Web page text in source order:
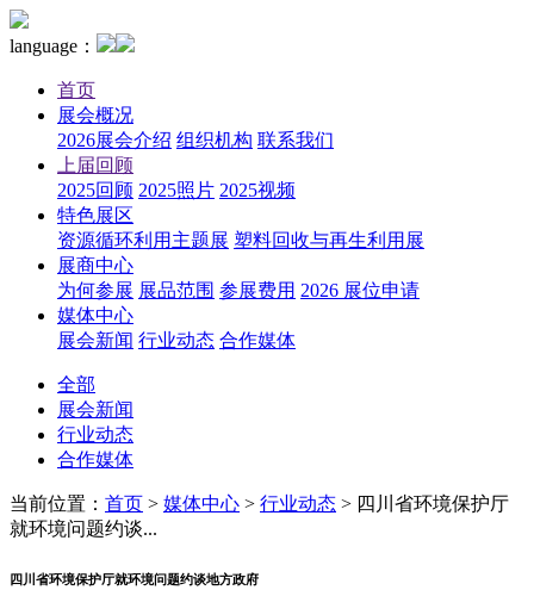
language：
首页
展会概况
2026展会介绍 组织机构 联系我们
上届回顾
2025回顾 2025照片 2025视频
特色展区
资源循环利用主题展 塑料回收与再生利用展
展商中心
为何参展 展品范围 参展费用 2026 展位申请
媒体中心
展会新闻 行业动态 合作媒体
全部
展会新闻
行业动态
合作媒体
当前位置： 首页 > 媒体中心 > 行业动态 > 四川省环境保护厅
就环境问题约谈...
四川省环境保护厅就环境问题约谈地方政府